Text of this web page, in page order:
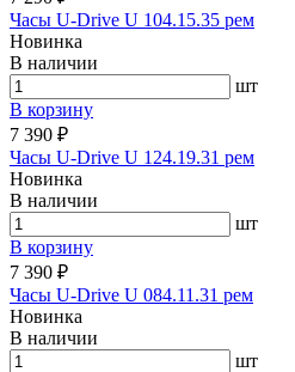
Часы U-Drive U 104.15.35 рем
Новинка
В наличии
шт
В корзину
7 390 ₽
Часы U-Drive U 124.19.31 рем
Новинка
В наличии
шт
В корзину
7 390 ₽
Часы U-Drive U 084.11.31 рем
Новинка
В наличии
шт